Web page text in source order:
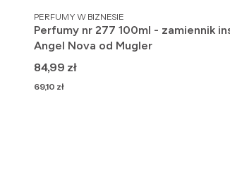
PRODUCENT
PERFUMY W BIZNESIE
Perfumy nr 277 100ml - zamiennik
Angel Nova od Mugler
Cena
84,99 zł
Cena
69,10 zł